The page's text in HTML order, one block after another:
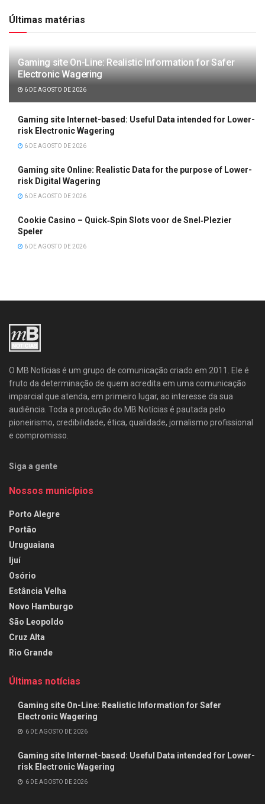
Últimas matérias
Gaming site On-Line: Realistic Information for Safer
Electronic Wagering
6 DE AGOSTO DE 2026
Gaming site Internet-based: Useful Data intended for Lower-
risk Electronic Wagering
6 DE AGOSTO DE 2026
Gaming site Online: Realistic Data for the purpose of Lower-
risk Digital Wagering
6 DE AGOSTO DE 2026
Cookie Casino – Quick‑Spin Slots voor de Snel‑Plezier
Speler
6 DE AGOSTO DE 2026
O MB Notícias é um grupo de comunicação criado em 2011. Ele é
fruto da determinação de quem acredita em uma comunicação
imparcial que atenda, em primeiro lugar, ao interesse da sua
audiência. Toda a produção do MB Notícias é pautada pelo
pioneirismo, credibilidade, ética, qualidade, jornalismo profissional
e compromisso.
Siga a gente
Nossos municípios
Porto Alegre
Portão
Uruguaiana
Ijuí
Osório
Estância Velha
Novo Hamburgo
São Leopoldo
Cruz Alta
Rio Grande
Últimas notícias
Gaming site On-Line: Realistic Information for Safer
Electronic Wagering
6 DE AGOSTO DE 2026
Gaming site Internet-based: Useful Data intended for Lower-
risk Electronic Wagering
6 DE AGOSTO DE 2026